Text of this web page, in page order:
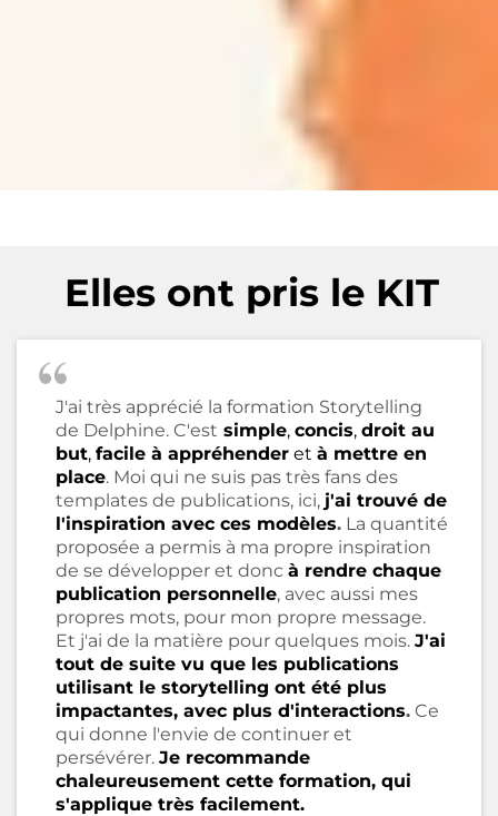
Elles ont pris le KIT
J'ai très apprécié la formation Storytelling
de Delphine. C'est simple, concis, droit au
but, facile à appréhender et à mettre en
place. Moi qui ne suis pas très fans des
templates de publications, ici, j'ai trouvé de
l'inspiration avec ces modèles. La quantité
proposée a permis à ma propre inspiration
de se développer et donc à rendre chaque
publication personnelle, avec aussi mes
propres mots, pour mon propre message.
Et j'ai de la matière pour quelques mois. J'ai
tout de suite vu que les publications
utilisant le storytelling ont été plus
impactantes, avec plus d'interactions. Ce
qui donne l'envie de continuer et
persévérer. Je recommande
chaleureusement cette formation, qui
s'applique très facilement.